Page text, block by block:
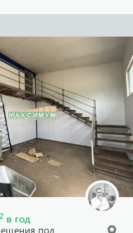
2 в год
под